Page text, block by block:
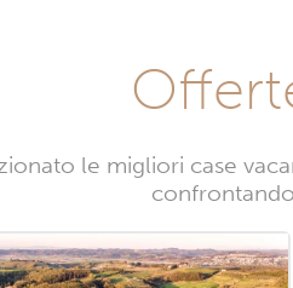
le migliori case